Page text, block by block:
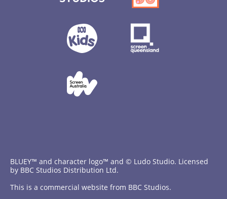
BLUEY™ and character logo™ and © Ludo Studio. Licensed
by BBC Studios Distribution Ltd.
This is a commercial website from BBC Studios.